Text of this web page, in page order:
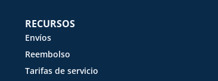
RECURSOS
Envíos
Reembolso
Tarifas de servicio